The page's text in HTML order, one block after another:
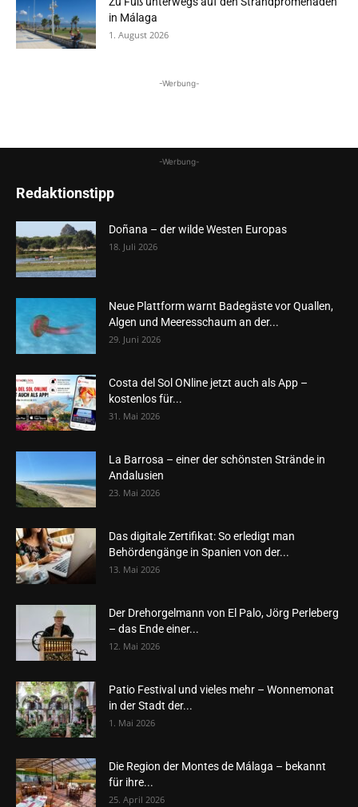
in Málaga
1. August 2026
-Werbung-
-Werbung-
Redaktionstipp
Doñana – der wilde Westen Europas
18. Juli 2026
Neue Plattform warnt Badegäste vor Quallen,
Algen und Meeresschaum an der...
29. Juni 2026
Costa del Sol ONline jetzt auch als App –
kostenlos für...
31. Mai 2026
La Barrosa – einer der schönsten Strände in
Andalusien
23. Mai 2026
Das digitale Zertifikat: So erledigt man
Behördengänge in Spanien von der...
13. Mai 2026
Der Drehorgelmann von El Palo, Jörg Perleberg
– das Ende einer...
12. Mai 2026
Patio Festival und vieles mehr – Wonnemonat
in der Stadt der...
1. Mai 2026
Die Region der Montes de Málaga – bekannt
für ihre...
25. April 2026